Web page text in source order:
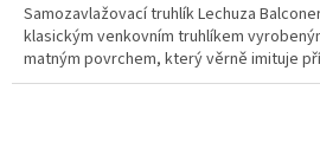
Samozavlažovací truhlík Lechuza
klasickým venkovním truhlíkem
matným povrchem, který věrně imituje